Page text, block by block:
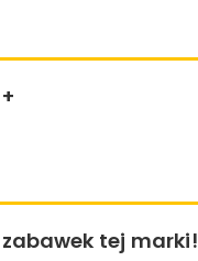
+
tej marki!